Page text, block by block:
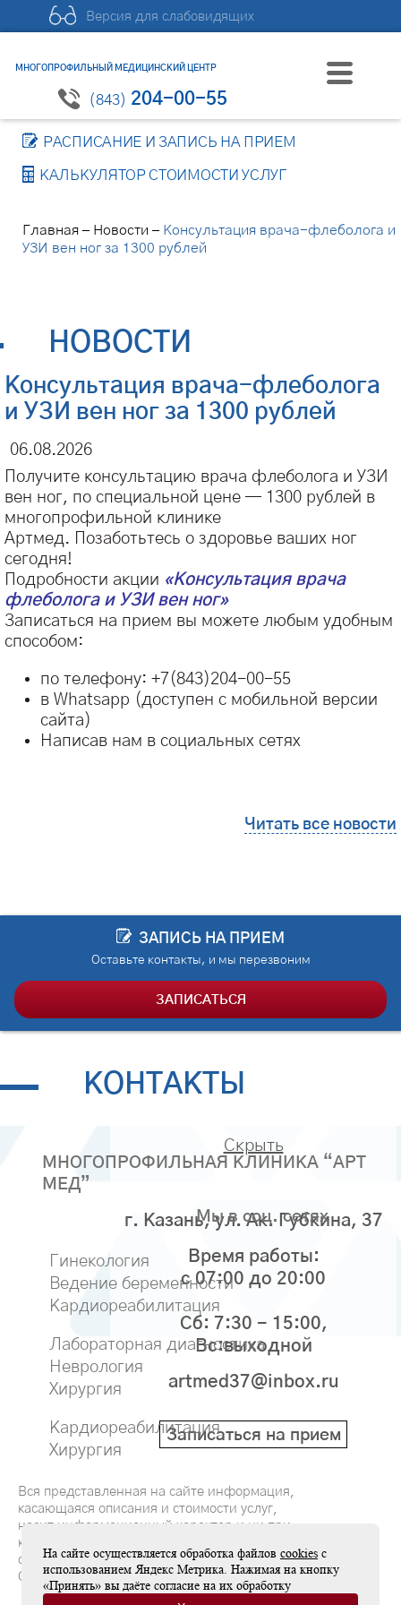
Версия для слабовидящих
МНОГОПРОФИЛЬНЫЙ МЕДИЦИНСКИЙ ЦЕНТР
(843) 204-00-55
РАСПИСАНИЕ И ЗАПИСЬ НА ПРИЕМ
КАЛЬКУЛЯТОР СТОИМОСТИ УСЛУГ
Главная – Новости –Консультация врача-флеболога и
УЗИ вен ног за 1300 рублей
НОВОСТИ
Консультация врача-флеболога
и УЗИ вен ног за 1300 рублей
06.08.2026
Получите консультацию врача флеболога и УЗИ
вен ног, по специальной цене — 1300 рублей в
многопрофильной клинике
Артмед. Позаботьтесь о здоровье ваших ног
сегодня!
Подробности акции «Консультация врача
флеболога и УЗИ вен ног»
Записаться на прием вы можете любым удобным
способом:
по телефону: +7(843)204-00-55
в Whatsapp (доступен с мобильной версии
сайта)
Написав нам в социальных сетях
Читать все новости
ЗАПИСЬ НА ПРИЕМ
Оставьте контакты, и мы перезвоним
ЗАПИСАТЬСЯ
КОНТАКТЫ
Скрыть
г. Казань, ул. Ак. Губкина, 37
Время работы:
с 07:00 до 20:00
Сб: 7:30 - 15:00,
Вс:выходной
artmed37@inbox.ru
Записаться на прием
МНОГОПРОФИЛЬНАЯ КЛИНИКА “АРТ
МЕД”
Мы в соц. сетях
Гинекология
Ведение беременности
Кардиореабилитация
Лабораторная диагностика
Неврология
Хирургия
Кардиореабилитация
Хирургия
Вся представленная на сайте информация,
касающаяся описания и стоимости услуг,
носит информационный характер и ни при
каких условиях не является публичной
офертой, определяемой положениями
Статьи 437(2) Гражданского кодекса РФ
На сайте осуществляется обработка файлов cookies с
использованием Яндекс Метрика. Нажимая на кнопку
«Принять» вы даёте согласие на их обработку